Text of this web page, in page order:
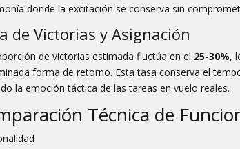
donde la excitación se conserva sin
de Victorias y Asignación
de victorias estimada fluctúa en el 25-30%,
forma de retorno. Esta tasa conserva el
la emoción táctica de las tareas en vuelo reales.
Técnica de